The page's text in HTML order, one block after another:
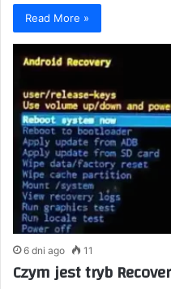
Read More »
6 dni ago 11
Czym jest tryb